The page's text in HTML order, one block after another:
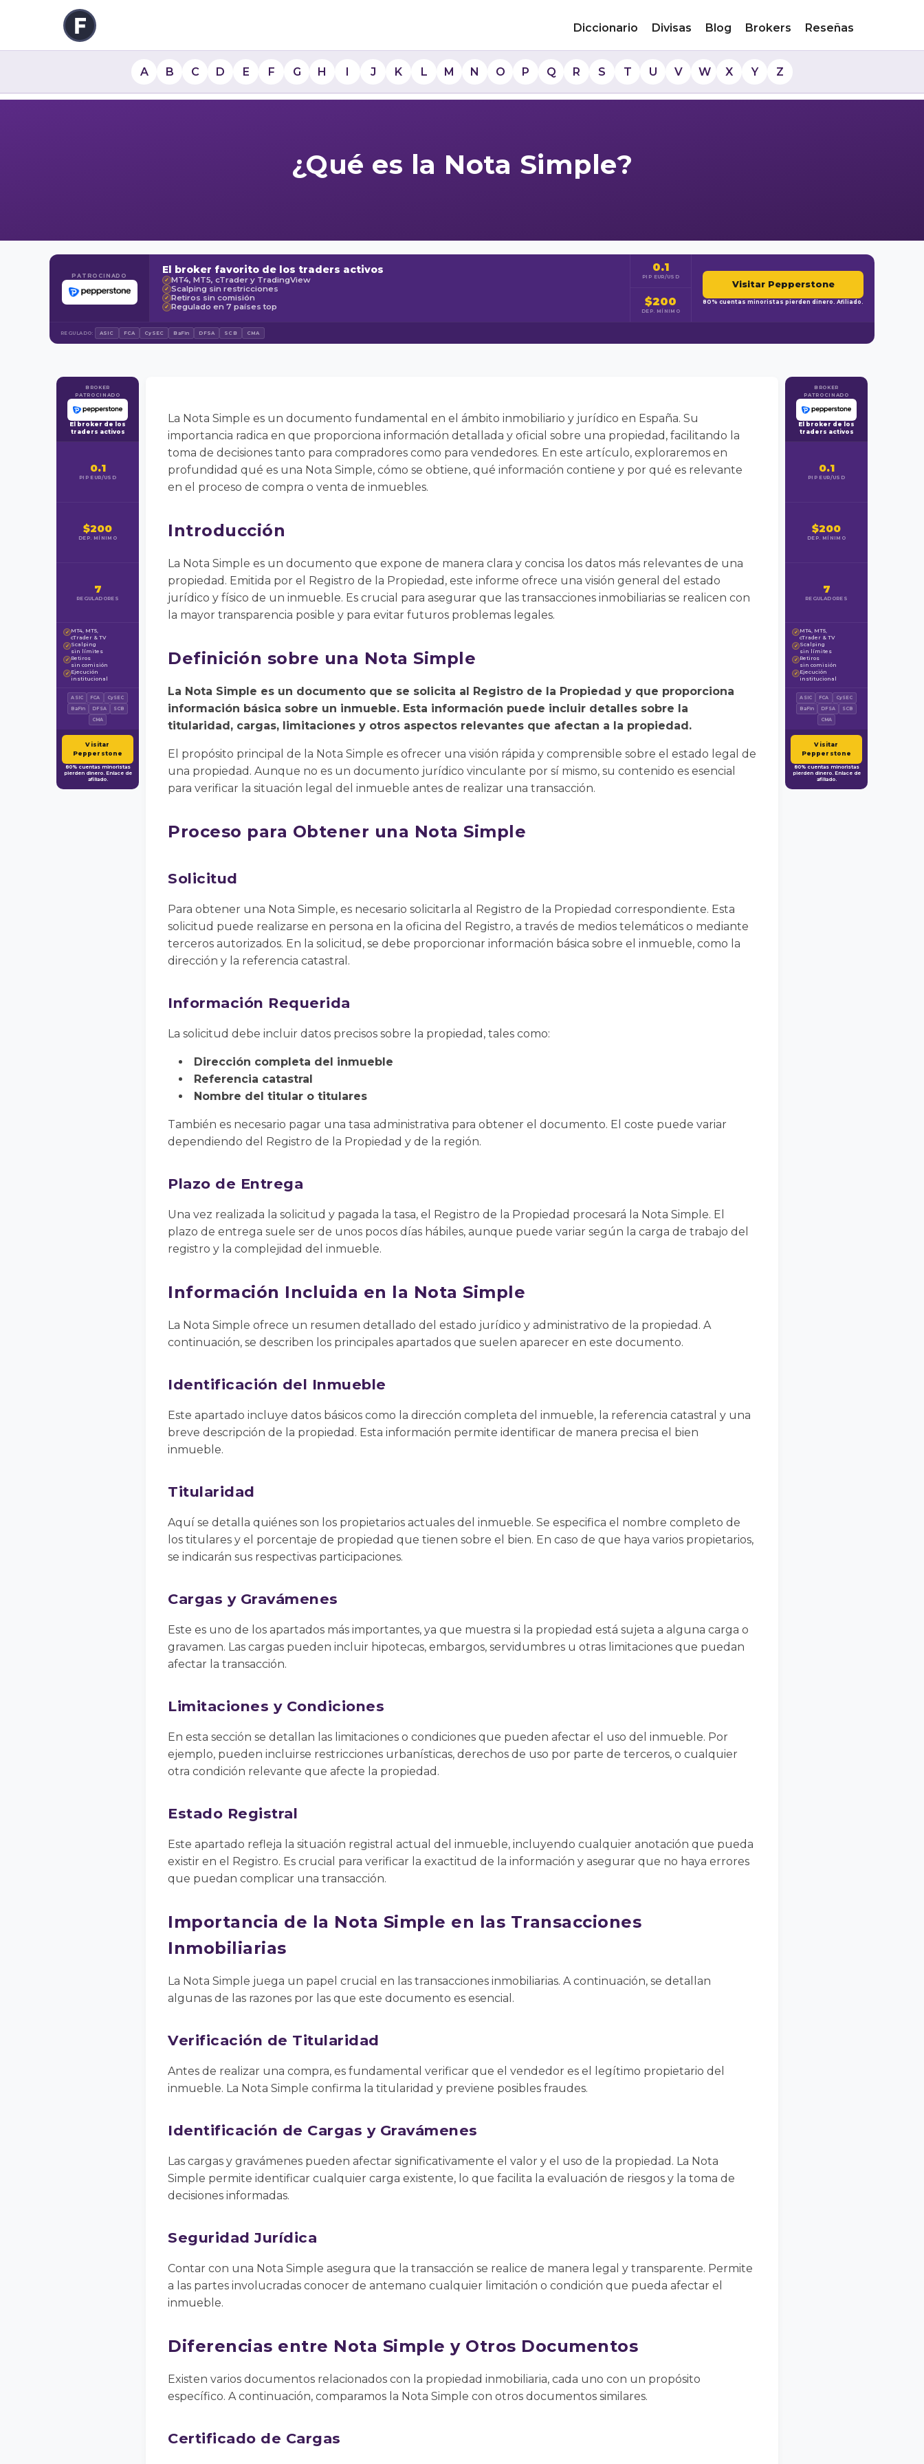
Diccionario Divisas Blog Brokers Reseñas
A B C D E F G H I J K L M N O P Q R S T U V W X Y Z
¿Qué es la Nota Simple?
PATROCINADO El broker favorito de los traders activos
✓ MT4, MT5, cTrader y TradingView
✓ Scalping sin restricciones
✓ Retiros sin comisión
✓ Regulado en 7 países top
0.1
PIP EUR/USD
$200
DEP. MÍNIMO
Visitar Pepperstone
80% cuentas minoristas pierden dinero. Afiliado.
REGULADO: ASIC FCA CySEC BaFin DFSA SCB CMA
BROKER
PATROCINADO
El broker de los
traders activos
0.1
PIP EUR/USD
$200
DEP. MÍNIMO
7
REGULADORES
✓ MT4, MT5,
cTrader & TV
✓ Scalping
sin límites
✓ Retiros
sin comisión
✓ Ejecución
institucional
ASIC FCA
CySEC
BaFin
DFSA
SCB
CMA
Visitar
Pepperstone
80% cuentas minoristas
pierden dinero. Enlace de
afiliado.
La Nota Simple es un documento fundamental en el ámbito inmobiliario y jurídico en España. Su
importancia radica en que proporciona información detallada y oficial sobre una propiedad, facilitando la
toma de decisiones tanto para compradores como para vendedores. En este artículo, exploraremos en
profundidad qué es una Nota Simple, cómo se obtiene, qué información contiene y por qué es relevante
en el proceso de compra o venta de inmuebles.
Introducción
La Nota Simple es un documento que expone de manera clara y concisa los datos más relevantes de una
propiedad. Emitida por el Registro de la Propiedad, este informe ofrece una visión general del estado
jurídico y físico de un inmueble. Es crucial para asegurar que las transacciones inmobiliarias se realicen con
la mayor transparencia posible y para evitar futuros problemas legales.
Definición sobre una Nota Simple
La Nota Simple es un documento que se solicita al Registro de la Propiedad y que proporciona
información básica sobre un inmueble. Esta información puede incluir detalles sobre la
titularidad, cargas, limitaciones y otros aspectos relevantes que afectan a la propiedad.
El propósito principal de la Nota Simple es ofrecer una visión rápida y comprensible sobre el estado legal de
una propiedad. Aunque no es un documento jurídico vinculante por sí mismo, su contenido es esencial
para verificar la situación legal del inmueble antes de realizar una transacción.
Proceso para Obtener una Nota Simple
Solicitud
Para obtener una Nota Simple, es necesario solicitarla al Registro de la Propiedad correspondiente. Esta
solicitud puede realizarse en persona en la oficina del Registro, a través de medios telemáticos o mediante
terceros autorizados. En la solicitud, se debe proporcionar información básica sobre el inmueble, como la
dirección y la referencia catastral.
Información Requerida
La solicitud debe incluir datos precisos sobre la propiedad, tales como:
Dirección completa del inmueble
Referencia catastral
Nombre del titular o titulares
También es necesario pagar una tasa administrativa para obtener el documento. El coste puede variar
dependiendo del Registro de la Propiedad y de la región.
Plazo de Entrega
Una vez realizada la solicitud y pagada la tasa, el Registro de la Propiedad procesará la Nota Simple. El
plazo de entrega suele ser de unos pocos días hábiles, aunque puede variar según la carga de trabajo del
registro y la complejidad del inmueble.
Información Incluida en la Nota Simple
La Nota Simple ofrece un resumen detallado del estado jurídico y administrativo de la propiedad. A
continuación, se describen los principales apartados que suelen aparecer en este documento.
Identificación del Inmueble
Este apartado incluye datos básicos como la dirección completa del inmueble, la referencia catastral y una
breve descripción de la propiedad. Esta información permite identificar de manera precisa el bien
inmueble.
Titularidad
Aquí se detalla quiénes son los propietarios actuales del inmueble. Se especifica el nombre completo de
los titulares y el porcentaje de propiedad que tienen sobre el bien. En caso de que haya varios propietarios,
se indicarán sus respectivas participaciones.
Cargas y Gravámenes
Este es uno de los apartados más importantes, ya que muestra si la propiedad está sujeta a alguna carga o
gravamen. Las cargas pueden incluir hipotecas, embargos, servidumbres u otras limitaciones que puedan
afectar la transacción.
Limitaciones y Condiciones
En esta sección se detallan las limitaciones o condiciones que pueden afectar el uso del inmueble. Por
ejemplo, pueden incluirse restricciones urbanísticas, derechos de uso por parte de terceros, o cualquier
otra condición relevante que afecte la propiedad.
Estado Registral
Este apartado refleja la situación registral actual del inmueble, incluyendo cualquier anotación que pueda
existir en el Registro. Es crucial para verificar la exactitud de la información y asegurar que no haya errores
que puedan complicar una transacción.
Importancia de la Nota Simple en las Transacciones
Inmobiliarias
La Nota Simple juega un papel crucial en las transacciones inmobiliarias. A continuación, se detallan
algunas de las razones por las que este documento es esencial.
Verificación de Titularidad
Antes de realizar una compra, es fundamental verificar que el vendedor es el legítimo propietario del
inmueble. La Nota Simple confirma la titularidad y previene posibles fraudes.
Identificación de Cargas y Gravámenes
Las cargas y gravámenes pueden afectar significativamente el valor y el uso de la propiedad. La Nota
Simple permite identificar cualquier carga existente, lo que facilita la evaluación de riesgos y la toma de
decisiones informadas.
Seguridad Jurídica
Contar con una Nota Simple asegura que la transacción se realice de manera legal y transparente. Permite
a las partes involucradas conocer de antemano cualquier limitación o condición que pueda afectar el
inmueble.
Diferencias entre Nota Simple y Otros Documentos
Existen varios documentos relacionados con la propiedad inmobiliaria, cada uno con un propósito
específico. A continuación, comparamos la Nota Simple con otros documentos similares.
Certificado de Cargas
BROKER
PATROCINADO
El broker de los
traders activos
0.1
PIP EUR/USD
$200
DEP. MÍNIMO
7
REGULADORES
✓ MT4, MT5,
cTrader & TV
✓ Scalping
sin límites
✓ Retiros
sin comisión
✓ Ejecución
institucional
ASIC FCA
CySEC
BaFin
DFSA
SCB
CMA
Visitar
Pepperstone
80% cuentas minoristas
pierden dinero. Enlace de
afiliado.